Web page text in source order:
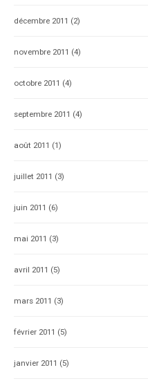
décembre 2011 (2)
novembre 2011 (4)
octobre 2011 (4)
septembre 2011 (4)
août 2011 (1)
juillet 2011 (3)
juin 2011 (6)
mai 2011 (3)
avril 2011 (5)
mars 2011 (3)
février 2011 (5)
janvier 2011 (5)